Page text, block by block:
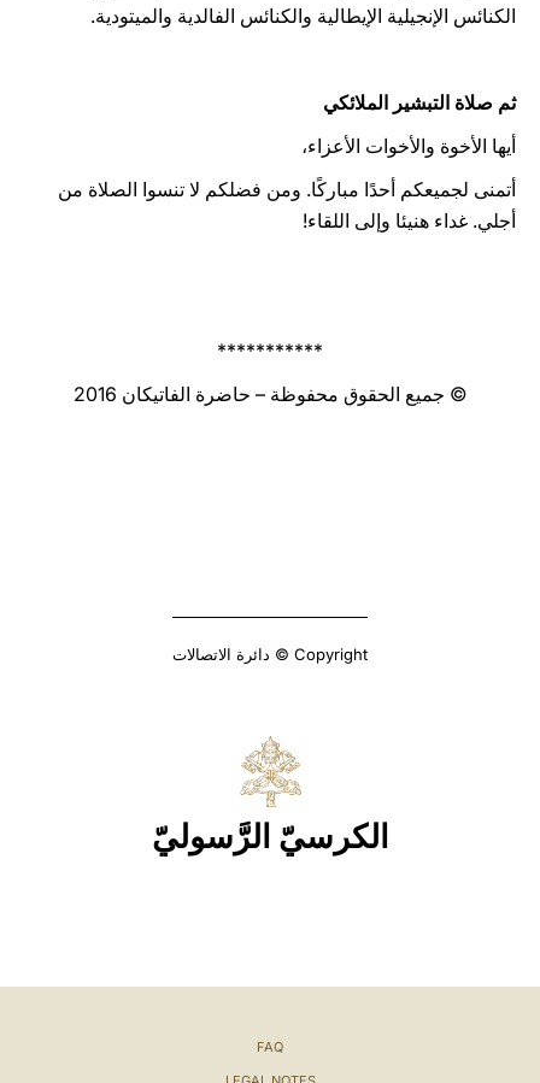
الكنائس الإنجيلية الإيطالية والكنائس الفالدية والميتودية.
ثم صلاة التبشير الملائكي
أيها الأخوة والأخوات الأعزاء،
أتمنى لجميعكم أحدًا مباركًا. ومن فضلكم لا تنسوا الصلاة من
أجلي. غداء هنيئا وإلى اللقاء!
***********
© جميع الحقوق محفوظة – حاضرة الفاتيكان 2016
Copyright © دائرة الاتصالات
الكرسيّ الرَّسوليّ
FAQ